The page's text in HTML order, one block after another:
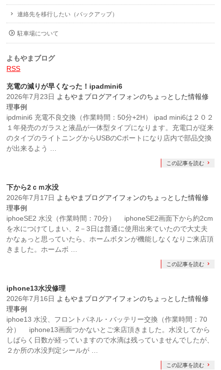
連絡先を移行したい（バックアップ）
駐車場について
よもやまブログ
RSS
充電の減りが早くなった！ipadmini6
2026年7月23日 よもやまブログアイフォンのちょっとした情報修
理事例
ipdmini6 充電不良交換（作業時間：50分+2H） ipad mini6は２０２
１年発売のガラスと液晶が一体型タイプになります。充電口が従来
のタイプのライトニングからUSBのCポートになり店内で部品交換
が出来るよう …
この記事を読む
下から2ｃｍ水没
2026年7月17日 よもやまブログアイフォンのちょっとした情報修
理事例
iphoeSE2 水没（作業時間：70分） iphoneSE2画面下から約2cm
を水につけてしまい、2－3日は普通に使用出来ていたので大丈夫
かなぁっと思っていたら、ホームボタンが機能しなくなりご来店頂
きました。ホームボ …
この記事を読む
iphone13水没修理
2026年7月16日 よもやまブログアイフォンのちょっとした情報修
理事例
iphoe13 水没、フロントパネル・バッテリー交換（作業時間：70
分） iphone13画面つかないとご来店頂きました。水没してから
しばらく日数が経っていますので水滴は残っていませんでしたが、
２か所の水没判定シールが …
この記事を読む